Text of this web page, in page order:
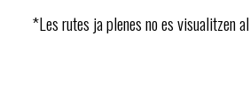
*Les rutes ja plenes no es visualitzen